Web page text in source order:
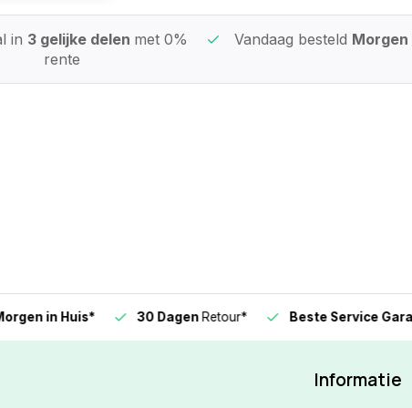
in 3 gelijke delen met 0%
rente
Vandaag besteld Morgen
in Huis* 30 DagenRetour* Beste Service Garantie
Informatie